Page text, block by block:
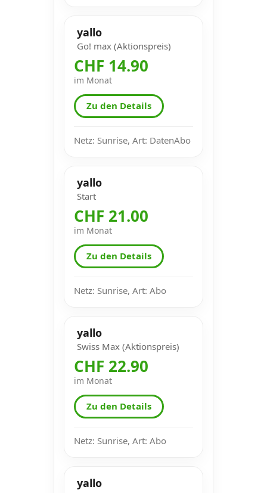
yallo
Go! max (Aktionspreis)
CHF 14.90
im Monat
Zu den Details
Netz: Sunrise, Art: DatenAbo
yallo
Start
CHF 21.00
im Monat
Zu den Details
Netz: Sunrise, Art: Abo
yallo
Swiss Max (Aktionspreis)
CHF 22.90
im Monat
Zu den Details
Netz: Sunrise, Art: Abo
yallo